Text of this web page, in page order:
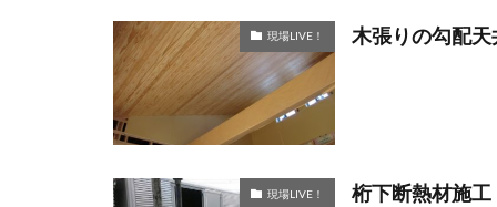
現場LIVE！ 木張りの勾配天
現場LIVE！ 桁下断熱材施工